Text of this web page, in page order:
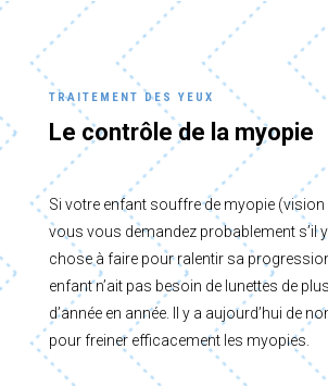
TRAITEMENT DES YEUX
Le contrôle de la myopie
Si votre enfant souffre de myopie (vision
vous vous demandez probablement s’il
chose à faire pour ralentir sa
enfant n’ait pas besoin de lunettes de
d’année en année. Il y a aujourd’hui de
pour freiner efficacement les myopies.